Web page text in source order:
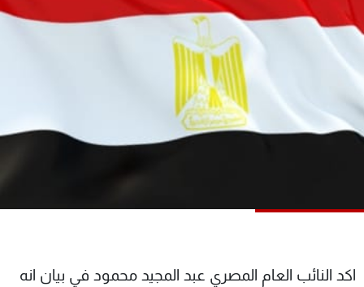
اكد النائب العام المصري عبد المجيد محمود في بيان انه
منوعات رياضة
كأس العالم
البرامج
لاعلاناتكم
شروط الإسـتخدام